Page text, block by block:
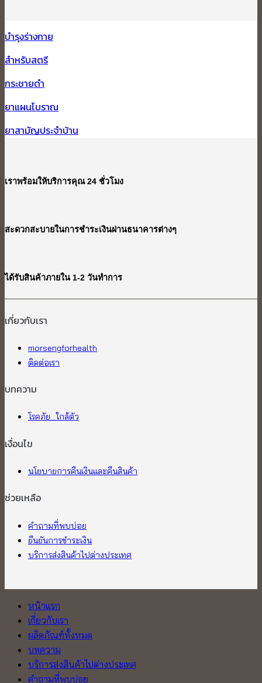
บำรุงร่างกาย
สำหรับสตรี
กระชายดำ
ยาแผนโบราณ
ยาสามัญประจำบ้าน
เราพร้อมให้บริการคุณ 24 ชั่วโมง
สะดวกสะบายในการชำระเงินผ่านธนาคารต่างๆ
ได้รับสินค้าภายใน 1-2 วันทำการ
เกี่ยวกับเรา​
morsengforhealth
ติดต่อเรา
บทความ
โรคภัย...ใกล้ตัว
เงื่อนไข
นโยบายการคืนเงินและคืนสินค้า
ช่วยเหลือ
คำถามที่พบบ่อย
ยืนยันการชำระเงิน
บริการส่งสินค้าไปต่างประเทศ
หน้าแรก
เกี่ยวกับเรา
ผลิตภัณฑ์ทั้งหมด
บทความ
บริการส่งสินค้าไปต่างประเทศ
คำถามที่พบบ่อย